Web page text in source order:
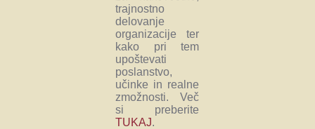
trajnostno
delovanje
organizacije ter
kako pri tem
upoštevati
poslanstvo,
učinke in realne
zmožnosti. Več
si preberite
TUKAJ.